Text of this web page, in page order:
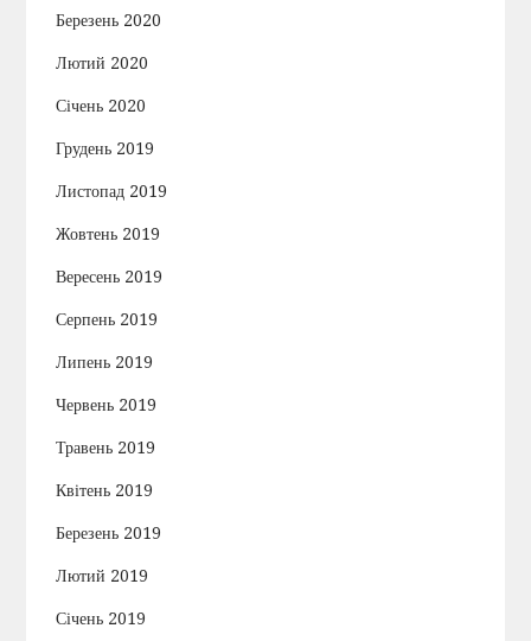
Березень 2020
Лютий 2020
Січень 2020
Грудень 2019
Листопад 2019
Жовтень 2019
Вересень 2019
Серпень 2019
Липень 2019
Червень 2019
Травень 2019
Квітень 2019
Березень 2019
Лютий 2019
Січень 2019